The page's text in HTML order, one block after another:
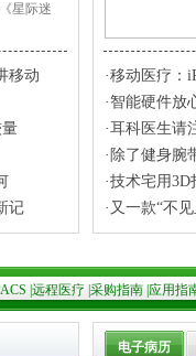
星际迷
移动
量
记
·移动医疗：
·智能硬件放
·耳科医生请
·除了健身腕
·技术宅用
·又一款“不
远程医疗 采购指南 应用指
电子病历